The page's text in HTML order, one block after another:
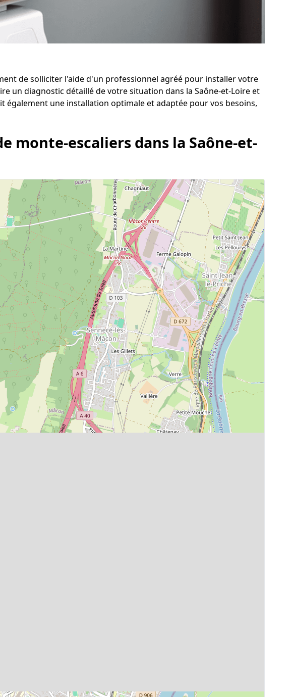
de solliciter l'aide d'un professionnel agréé pour installer votre
un diagnostic détaillé de votre situation dans la Saône-et-Loire et
une installation optimale et adaptée pour vos besoins,
monte-escaliers dans la Saône-et-